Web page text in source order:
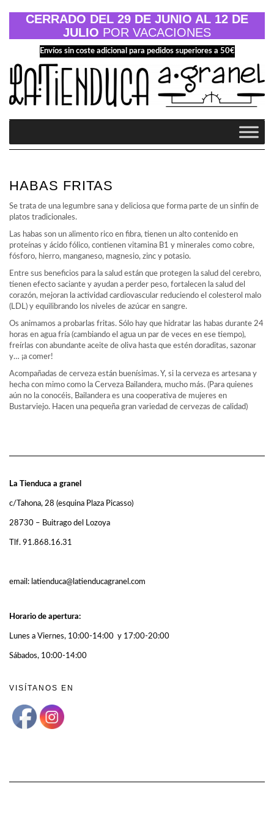
CERRADO DEL 29 DE JUNIO AL 12 DE
JULIO POR VACACIONES
Envíos sin coste adicional para pedidos superiores a 50€
HABAS FRITAS
Se trata de una legumbre sana y deliciosa que forma parte de un sinfín de
platos tradicionales.
Las habas son un alimento rico en fibra, tienen un alto contenido en
proteínas y ácido fólico, contienen vitamina B1 y minerales como cobre,
fósforo, hierro, manganeso, magnesio, zinc y potasio.
Entre sus beneficios para la salud están que protegen la salud del cerebro,
tienen efecto saciante y ayudan a perder peso, fortalecen la salud del
corazón, mejoran la actividad cardiovascular reduciendo el colesterol malo
(LDL) y equilibrando los niveles de azúcar en sangre.
Os animamos a probarlas fritas. Sólo hay que hidratar las habas durante 24
horas en agua fría (cambiando el agua un par de veces en ese tiempo),
freírlas con abundante aceite de oliva hasta que estén doraditas, sazonar
y… ¡a comer!
Acompañadas de cerveza están buenísimas. Y, si la cerveza es artesana y
hecha con mimo como la Cerveza Bailandera, mucho más. (Para quienes
aún no la conocéis, Bailandera es una cooperativa de mujeres en
Bustarviejo. Hacen una pequeña gran variedad de cervezas de calidad)
La Tienduca a granel
c/Tahona, 28 (esquina Plaza Picasso)
28730 – Buitrago del Lozoya
Tlf. 91.868.16.31
email: latienduca@latienducagranel.com
Horario de apertura:
Lunes a Viernes, 10:00-14:00 y 17:00-20:00
Sábados, 10:00-14:00
VISÍTANOS EN